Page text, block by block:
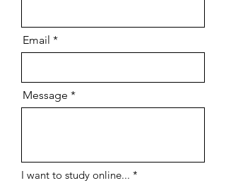
Email
Message
I want to study online... *